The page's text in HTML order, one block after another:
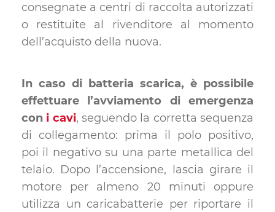
consegnate a centri di raccolta autorizzati
o restituite al rivenditore al momento
dell’acquisto della nuova.
In caso di batteria scarica, è possibile
effettuare l’avviamento di emergenza
con i cavi, seguendo la corretta sequenza
di collegamento: prima il polo positivo,
poi il negativo su una parte metallica del
telaio. Dopo l’accensione, lascia girare il
motore per almeno 20 minuti oppure
utilizza un caricabatterie per riportare il